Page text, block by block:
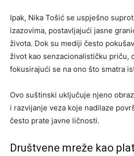
Ipak, Nika Tošić se uspješno
izazovima, postavljajući jasne
života. Dok su mediji često
život kao senzacionalističku priču,
fokusirajući se na ono što smatra
Ovo suštinski uključuje njeno
i razvijanje veza koje nadilaze
često prate javne ličnosti.
Društvene mreže kao